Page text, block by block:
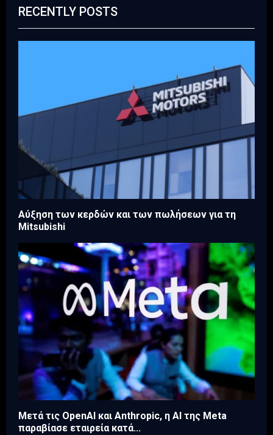
RECENTLY POSTS
Aύξηση των κερδών και των πωλήσεων για τη
Mitsubishi
Μετά τις OpenAI και Anthropic, η AI της Meta
παραβίασε εταιρεία κατά...